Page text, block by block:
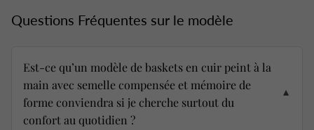
Questions Fréquentes sur le modèle
Est-ce qu’un modèle de baskets en cuir peint à la
main avec semelle compensée et mémoire de
forme conviendra si je cherche surtout du
confort au quotidien ?
▼